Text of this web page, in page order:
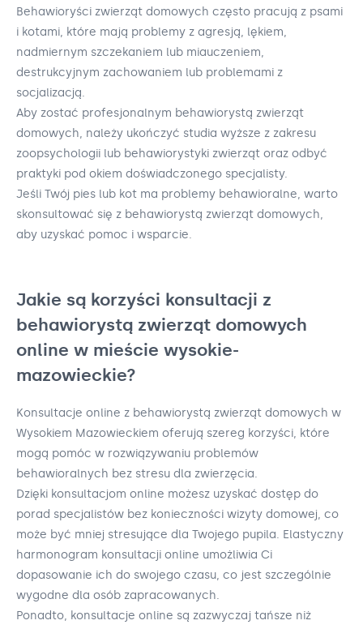
Behawioryści zwierząt domowych często pracują z psami
i kotami, które mają problemy z agresją, lękiem,
nadmiernym szczekaniem lub miauczeniem,
destrukcyjnym zachowaniem lub problemami z
socjalizacją.
Aby zostać profesjonalnym behawiorystą zwierząt
domowych, należy ukończyć studia wyższe z zakresu
zoopsychologii lub behawiorystyki zwierząt oraz odbyć
praktyki pod okiem doświadczonego specjalisty.
Jeśli Twój pies lub kot ma problemy behawioralne, warto
skonsultować się z behawiorystą zwierząt domowych,
aby uzyskać pomoc i wsparcie.
Jakie są korzyści konsultacji z
behawiorystą zwierząt domowych
online w mieście wysokie-
mazowieckie?
Konsultacje online z behawiorystą zwierząt domowych w
Wysokiem Mazowieckiem oferują szereg korzyści, które
mogą pomóc w rozwiązywaniu problemów
behawioralnych bez stresu dla zwierzęcia.
Dzięki konsultacjom online możesz uzyskać dostęp do
porad specjalistów bez konieczności wizyty domowej, co
może być mniej stresujące dla Twojego pupila. Elastyczny
harmonogram konsultacji online umożliwia Ci
dopasowanie ich do swojego czasu, co jest szczególnie
wygodne dla osób zapracowanych.
Ponadto, konsultacje online są zazwyczaj tańsze niż